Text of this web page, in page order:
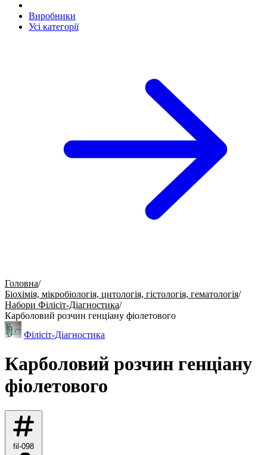
Виробники
Усі категорії
Головна/
Біохімія, мікробіологія, цитологія, гістологія, гематологія/
Набори Філісіт-Діагностика/
Карболовий розчин генціану фіолетового
Філісіт-Діагностика
Карболовий розчин генціану
фіолетового
fil-098